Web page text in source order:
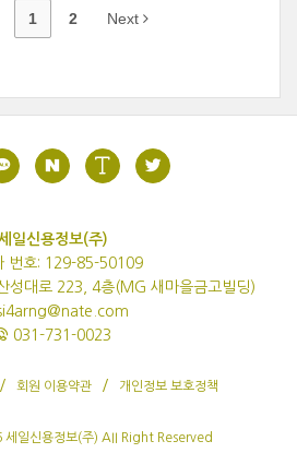
1 2 Next
일신용정보(주)
번호: 129-85-50109
성대로 223, 4층(MG 새마을금고빌딩)
031-731-0023
회원 이용약관 개인정보 보호정책
일신용정보(주) AII Right Reserved